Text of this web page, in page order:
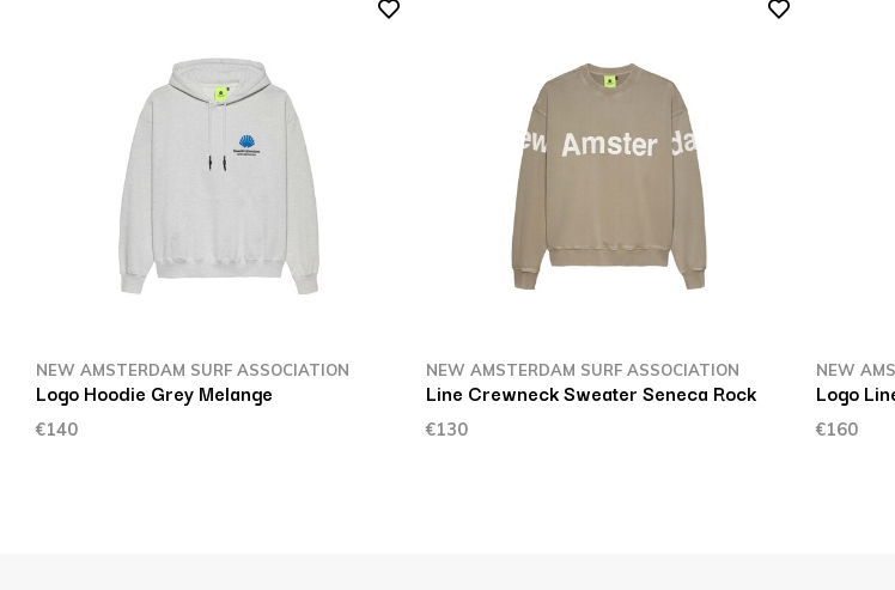
NEW AMSTERDAM SURF ASSOCIATION
Logo Hoodie Grey Melange
€140
NEW AMSTERDAM SURF ASSOCIATION
Line Crewneck Sweater Seneca Rock
€130
NEW
Logo
€160